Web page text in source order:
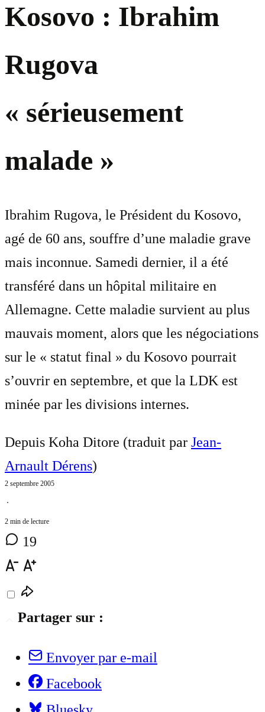
Kosovo : Ibrahim
Rugova
« sérieusement
malade »
Ibrahim Rugova, le Président du Kosovo,
agé de 60 ans, souffre d’une maladie grave
mais inconnue. Samedi dernier, il a été
transféré dans un hôpital militaire en
Allemagne. Cette maladie survient au plus
mauvais moment, alors que les négociations
sur le « statut final » du Kosovo pourrait
s’ouvrir en septembre, et que la LDK est
minée par les divisions internes.
Depuis Koha Ditore (traduit par Jean-
Arnault Dérens)
2 septembre 2005
⋅
2 min de lecture
19
Partager sur :
Envoyer par e-mail
Facebook